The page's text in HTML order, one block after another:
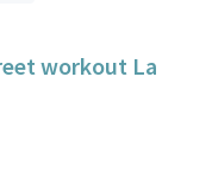
workout La